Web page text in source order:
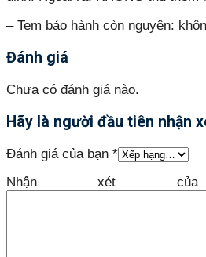
– Tem bảo hành còn nguyên:
Đánh giá
Chưa có đánh giá nào.
Hãy là người đầu tiên nhận
Đánh giá của bạn *
Nhận xét